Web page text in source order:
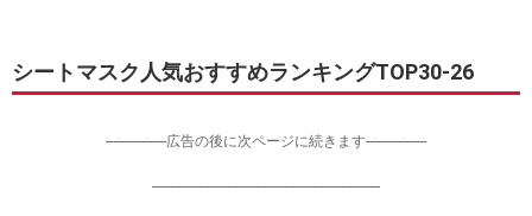
シートマスク人気おすすめランキングTOP30-26
-----------------広告の後に次ページに続きます-----------------
----------------------------------------------------------------